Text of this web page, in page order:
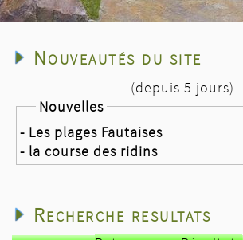
Nouveautés du site
(depuis 5 jours)
Nouvelles
- Les plages Fautaises
- la course des ridins
Recherche resultats